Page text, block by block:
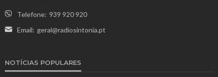
Telefone: 939 920 920
Email: geral@radiosintonia.pt
NOTÍCIAS POPULARES